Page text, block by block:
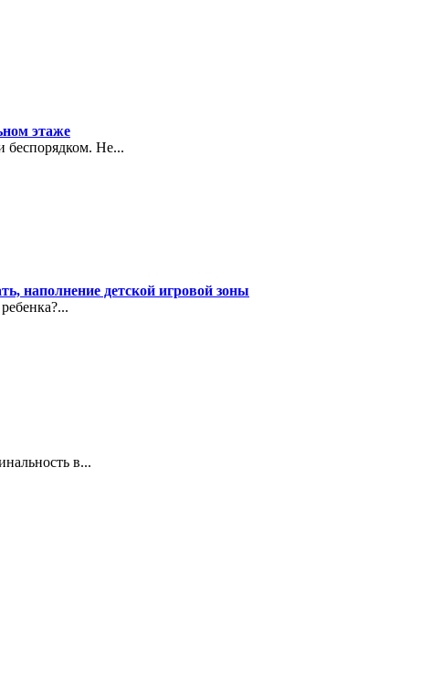
этаже
беспорядком. Не...
наполнение детской игровой зоны
в...